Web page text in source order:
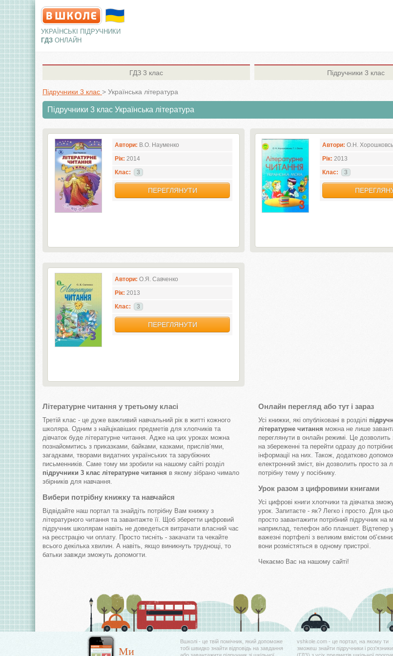
УКРАЇНСЬКІ ПІДРУЧНИКИ
ГДЗ ОНЛАЙН
ГДЗ 3 клас Підручники 3 клас
Підручники 3 клас > Українська література
Підручники 3 клас Українська література
Автори: В.О. Науменко
Рік: 2014
Клас:
3
ПЕРЕГЛЯНУТИ
Автори: О.Н.
Рік: 2013
Клас:
3
Автори: О.Я. Савченко
Рік: 2013
Клас:
3
ПЕРЕГЛЯНУТИ
Літературне читання у третьому класі
Третій клас - це дуже важливий навчальний рік в житті кожного
школяра. Одним з найцікавіших предметів для хлопчиків та
дівчаток буде літературне читання. Адже на цих уроках можна
познайомитись з приказками, байками, казками, прислів‘ями,
загадками, творами видатних українських та зарубіжних
письменників. Саме тому ми зробили на нашому сайті розділ
підручники 3 клас літературне читання в якому зібрано чимало
збірників для навчання.
Вибери потрібну книжку та навчайся
Відвідайте наш портал та знайдіть потрібну Вам книжку з
літературного читання та завантажте її. Щоб зберегти цифровий
підручник школярам навіть не доведеться витрачати власний час
на реєстрацію чи оплату. Просто тисніть - закачати та чекайте
всього декілька хвилин. А навіть, якщо виникнуть труднощі, то
батьки завжди зможуть допомогти.
Онлайн перегляд або тут і зараз
Усі книжки, які опубліковані в розділі
літературне читання можна не лише
переглянути в онлайн режимі. Це
на збереженні та перейти одразу до
інформації на них. Також, додатково
електронний зміст, він дозволить просто за
потрібну тему у посібнику.
Урок разом з цифровими книгами
Усі цифрові книги хлопчики та дівчатка
урок. Запитаєте - як? Легко і просто. Для
просто завантажити потрібний підручник на
наприклад, телефон або планшет. Відтепер
важезні портфелі з великим вмістом
вони розмістяться в одному пристрої.
Чекаємо Вас на нашому сайті!
Ми
Вшколі - це твій помічник, який допоможе
тобі швидко знайти відповідь на завдання
vshkole.com - це портал, на якому ти
зможеш знайти підручники і роз'язники